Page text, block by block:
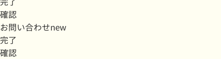
確認
お問い合わせnew
完了
確認